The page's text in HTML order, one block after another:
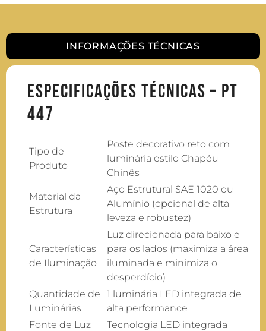
INFORMAÇÕES TÉCNICAS
Especificações Técnicas – PT
447
Tipo de
Produto
Poste decorativo reto com
luminária estilo Chapéu
Chinês
Material da
Estrutura
Aço Estrutural SAE 1020 ou
Alumínio (opcional de alta
leveza e robustez)
Características
de Iluminação
Luz direcionada para baixo e
para os lados (maximiza a área
iluminada e minimiza o
desperdício)
Quantidade de
Luminárias
1 luminária LED integrada de
alta performance
Fonte de Luz
Tecnologia LED integrada